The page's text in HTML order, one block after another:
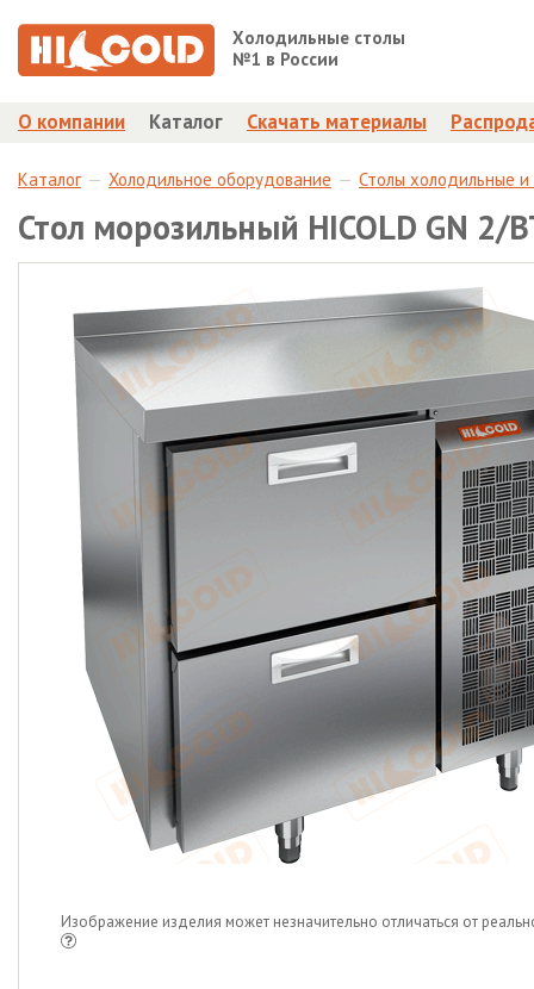
Холодильные столы
№1 в России
О компании Каталог Скачать материалы
Каталог Холодильное оборудование Столы холодильные
Стол морозильный HICOLD GN 2/
Изображение изделия может незначительно отличаться от